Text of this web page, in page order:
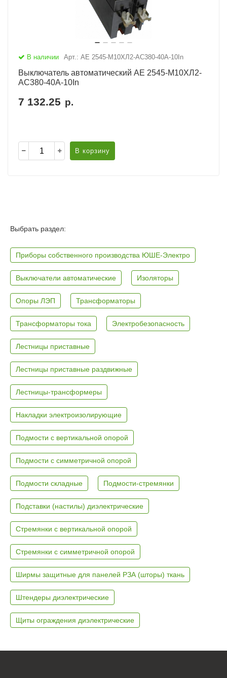
В наличии Арт.: АЕ 2545-М10ХЛ2-AC380-40А-10In
Выключатель автоматический АЕ 2545-М10ХЛ2-
AC380-40А-10In
7 132.25 р.
В корзину
Выбрать раздел:
Приборы собственного производства ЮШЕ-Электро
Выключатели автоматические Изоляторы
Опоры ЛЭП Трансформаторы
Трансформаторы тока Электробезопасность
Лестницы приставные
Лестницы приставные раздвижные
Лестницы-трансформеры
Накладки электроизолирующие
Подмости с вертикальной опорой
Подмости с симметричной опорой
Подмости складные Подмости-стремянки
Подставки (настилы) диэлектрические
Стремянки с вертикальной опорой
Стремянки с симметричной опорой
Ширмы защитные для панелей РЗА (шторы) ткань
Штендеры диэлектрические
Щиты ограждения диэлектрические